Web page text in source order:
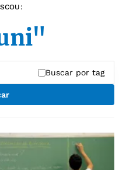
Buscar por tag